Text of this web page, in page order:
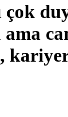
çok
ama